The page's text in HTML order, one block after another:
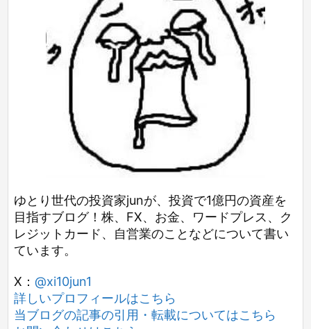
ゆとり世代の投資家junが、投資で1億円の資産を
目指すブログ！株、FX、お金、ワードプレス、ク
レジットカード、自営業のことなどについて書い
ています。
X： @xi10jun1
詳しいプロフィールはこちら
当ブログの記事の引用・転載についてはこちら